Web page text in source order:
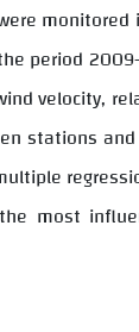
period
velocity,
stations
most